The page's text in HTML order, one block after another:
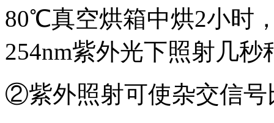
80℃真空烘箱中烘2小时
254nm紫外光下照射几秒
②紫外照射可使杂交信号